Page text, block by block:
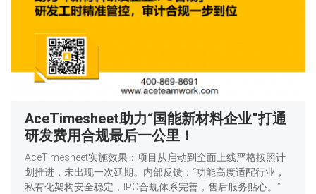
AceTimesheet助力“国能新材料企业”打通
研发费用合规最后一公里！
AceTimesheet实施效果：项目从启动到全面上线严格按照计
划推进，未出现一次延期。内部反馈：“功能高度适配行业，
私有化架构安全稳定，IPO合规体系完善，售后服务贴心。”